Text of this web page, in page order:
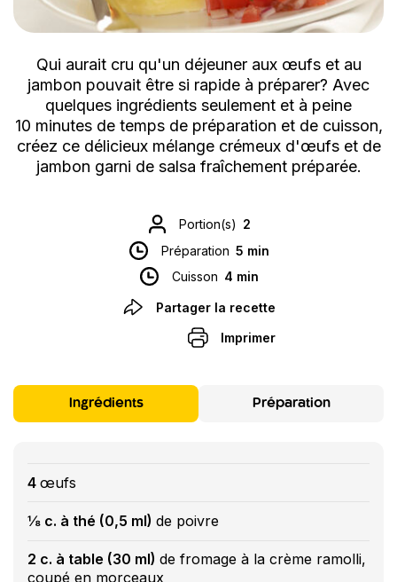
Qui aurait cru qu'un déjeuner aux œufs et au
jambon pouvait être si rapide à préparer? Avec
quelques ingrédients seulement et à peine
10 minutes de temps de préparation et de cuisson,
créez ce délicieux mélange crémeux d'œufs et de
jambon garni de salsa fraîchement préparée.
Portion(s) 2
Préparation 5 min
Cuisson 4 min
Partager la recette
Imprimer
Ingrédients Préparation
4 œufs
⅛ c. à thé (0,5 ml) de poivre
2 c. à table (30 ml) de fromage à la crème ramolli,
coupé en morceaux